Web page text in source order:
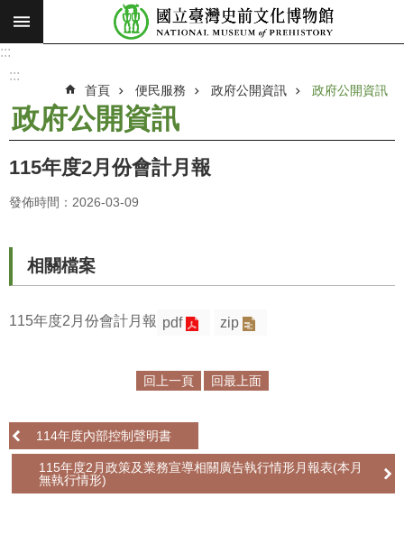
跳到主要內容區塊
搜
願
使
命
消
學
習
:::
:::
首頁 便民服務 政府公開資訊 政府公開資訊
政府公開資訊
115年度2月份會計月報
發佈時間：2026-03-09
相關檔案
115年度2月份會計月報 pdf zip
回上一頁 回最上面
114年度內部控制聲明書
115年度2月政策及業務宣導相關廣告執行情形月報表(本月
無執行情形)